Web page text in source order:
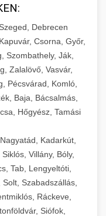
Debrecen
Csorna, Győr,
Szombathely, Ják,
Zalalövő, Vasvár,
Pécsvárad, Komló,
Baja, Bácsalmás,
Hőgyész, Tamási
Kadarkút,
Villány, Bóly,
Tab, Lengyeltóti,
Szabadszállás,
Ráckeve,
Siófok,